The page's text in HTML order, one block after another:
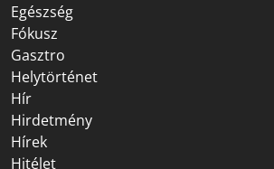
Egészség
Fókusz
Gasztro
Helytörténet
Hír
Hirdetmény
Hírek
Hitélet